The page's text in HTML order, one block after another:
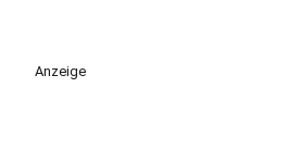
Anzeige